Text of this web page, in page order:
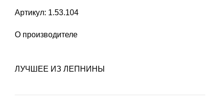
Артикул: 1.53.104
О производителе
ЛУЧШЕЕ ИЗ ЛЕПНИНЫ